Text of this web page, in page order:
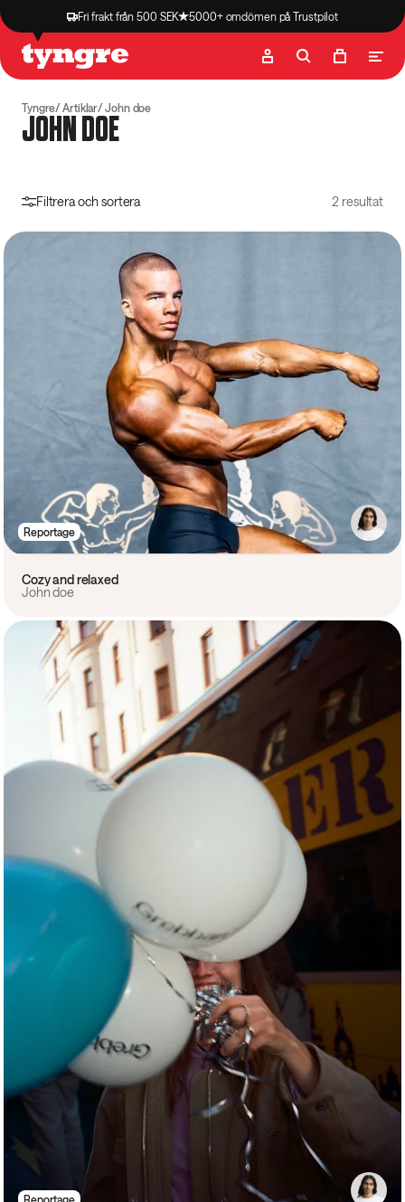
Fri frakt från 500 SEK 5000+ omdömen på Trustpilot
Butik Recept
Tyngre Artiklar John doe
JOHN DOE
Filtrera och sortera 2 resultat
Reportage
Cozy and relaxed
John doe